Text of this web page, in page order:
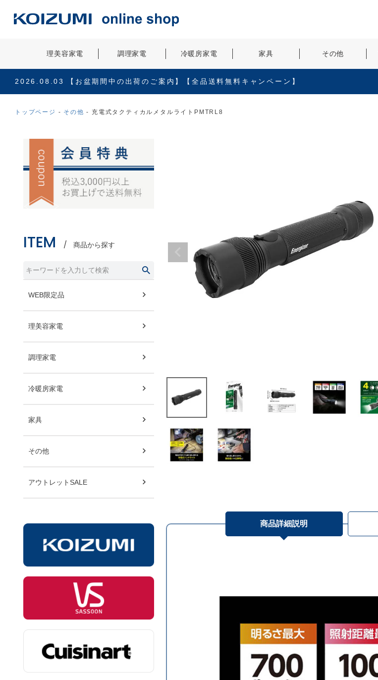
理美容家電 調理家電 冷暖房家電 家具 その他
2026.08.03 【お盆期間中の出荷のご案内】【全品送料無料キャンペーン】
トップページ その他 充電式タクティカルメタルライトPMTRL8
ITEM 商品から探す
WEB限定品
理美容家電
調理家電
冷暖房家電
家具
その他
アウトレットSALE
商品詳細説明